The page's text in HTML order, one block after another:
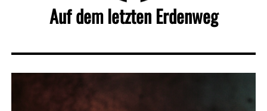
Auf dem letzten Erdenweg